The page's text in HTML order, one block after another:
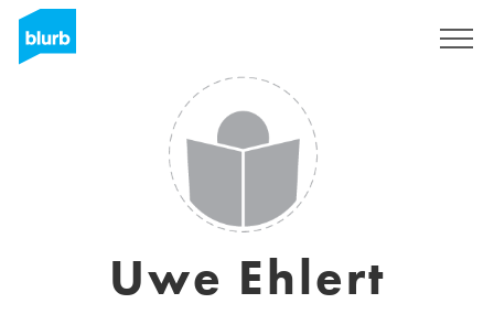
Uwe Ehlert